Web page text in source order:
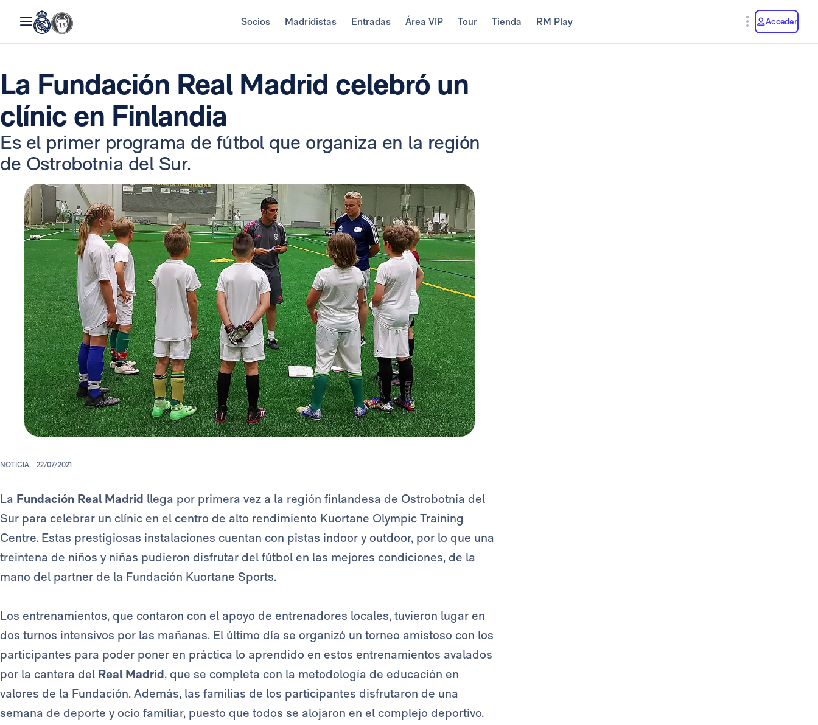
Socios Madridistas Entradas Área VIP Tour Tienda RM Play Acceder
La Fundación Real Madrid celebró un
clínic en Finlandia
Es el primer programa de fútbol que organiza en la región
de Ostrobotnia del Sur.
NOTICIA. 22/07/2021
La Fundación Real Madrid llega por primera vez a la región finlandesa de Ostrobotnia del
Sur para celebrar un clínic en el centro de alto rendimiento Kuortane Olympic Training
Centre. Estas prestigiosas instalaciones cuentan con pistas indoor y outdoor, por lo que una
treintena de niños y niñas pudieron disfrutar del fútbol en las mejores condiciones, de la
mano del partner de la Fundación Kuortane Sports.
Los entrenamientos, que contaron con el apoyo de entrenadores locales, tuvieron lugar en
dos turnos intensivos por las mañanas. El último día se organizó un torneo amistoso con los
participantes para poder poner en práctica lo aprendido en estos entrenamientos avalados
por la cantera del Real Madrid, que se completa con la metodología de educación en
valores de la Fundación. Además, las familias de los participantes disfrutaron de una
semana de deporte y ocio familiar, puesto que todos se alojaron en el complejo deportivo.